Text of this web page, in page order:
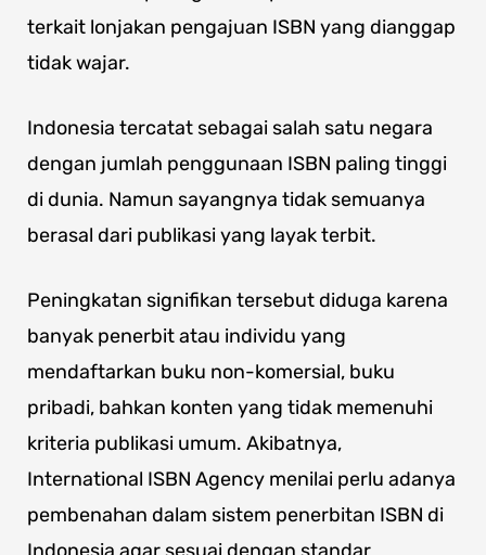
terkait lonjakan pengajuan ISBN yang dianggap
tidak wajar.
Indonesia tercatat sebagai salah satu negara
dengan jumlah penggunaan ISBN paling tinggi
di dunia. Namun sayangnya tidak semuanya
berasal dari publikasi yang layak terbit.
Peningkatan signifikan tersebut diduga karena
banyak penerbit atau individu yang
mendaftarkan buku non-komersial, buku
pribadi, bahkan konten yang tidak memenuhi
kriteria publikasi umum. Akibatnya,
International ISBN Agency menilai perlu adanya
pembenahan dalam sistem penerbitan ISBN di
Indonesia agar sesuai dengan standar